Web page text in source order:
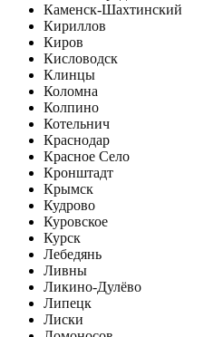
Каменск-Шахтинский
Кириллов
Киров
Кисловодск
Клинцы
Коломна
Колпино
Котельнич
Краснодар
Красное Село
Кронштадт
Крымск
Кудрово
Куровское
Курск
Лебедянь
Ливны
Ликино-Дулёво
Липецк
Лиски